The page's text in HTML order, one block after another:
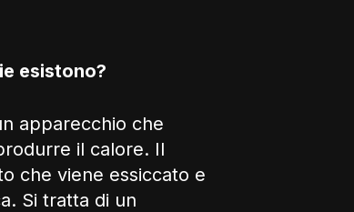
esistono?
apparecchio che
il calore. Il
che viene essiccato e
Si tratta di un